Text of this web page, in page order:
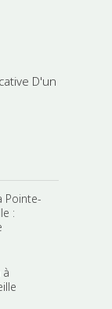
D'un
Pointe-
: